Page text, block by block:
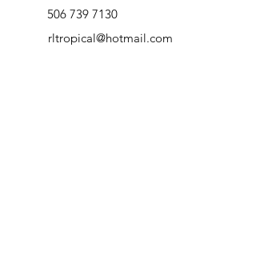
506 739 7130
rltropical@hotmail.com